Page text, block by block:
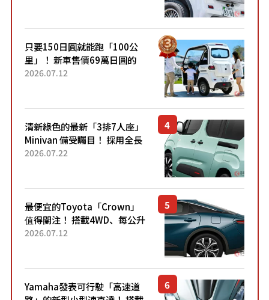
只要150日圓就能跑「100公
里」！ 新車售價69萬日圓的
「3人座」Trike大受歡迎！ 順
2026.07.12
清新綠色的最新「3排7人座」
Minivan 備受矚目！ 採用全長
4.7公尺剛剛好的車身尺寸與
2026.07.22
最便宜的Toyota「Crown」
值得關注！ 搭載4WD、每公升
22.4公里低油耗表現超亮眼！
2026.07.12
Yamaha發表可行駛「高速道